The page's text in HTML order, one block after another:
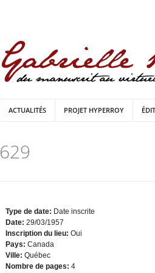
ACTUALITÉS PROJET HYPERROY
629
Type de date: Date inscrite
Date: 29/03/1957
Inscription du lieu: Oui
Pays: Canada
Ville: Québec
Nombre de pages: 4